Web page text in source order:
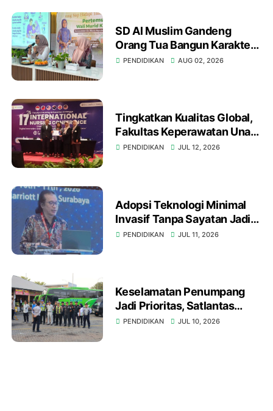
SD Al Muslim Gandeng
Orang Tua Bangun Karakter
Anak Hadapi Tantangan
PENDIDIKAN AUG 02, 2026
Tingkatkan Kualitas Global,
Fakultas Keperawatan Unair
Gelar International Nursing
PENDIDIKAN JUL 12, 2026
Adopsi Teknologi Minimal
Invasif Tanpa Sayatan Jadi
Fokus di 43rd Fiesta Urology
PENDIDIKAN JUL 11, 2026
Keselamatan Penumpang
Jadi Prioritas, Satlantas
Polres Gresik Bersama
PENDIDIKAN JUL 10, 2026